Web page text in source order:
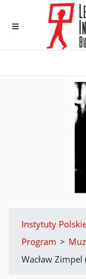
Instytuty
Program >
Wacław Zimpel